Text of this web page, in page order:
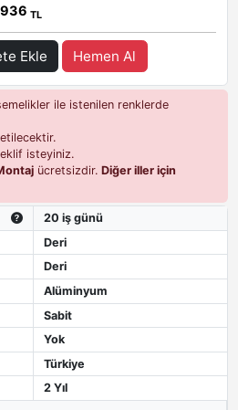
TL
Ekle Hemen Al
ile istenilen renklerde
isteyiniz.
ücretsizdir. Diğer iller için
20 iş günü
Deri
Deri
Alüminyum
Sabit
Yok
Türkiye
2 Yıl